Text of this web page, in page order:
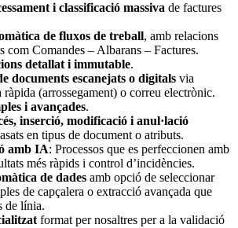
i classificació massiva de factures
de fluxos de treball, amb relacions
com Comandes – Albarans – Factures.
detallat i immutable.
documents escanejats o digitals via
ràpida (arrossegament) o correu electrònic.
i avançades.
inserció, modificació i anul·lació
en tipus de document o atributs.
amb IA: Processos que es perfeccionen amb
més ràpids i control d’incidències.
de dades amb opció de seleccionar
de capçalera o extracció avançada que
de línia.
format per nosaltres per a la validació